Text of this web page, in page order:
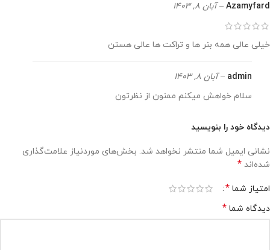
Azamyfard
– آبان 8, 1403
خیلی عالی همه بنر ها و تراکت ها عالی هستن
admin
– آبان 8, 1403
سلام خواهش میکنم ممنون از نظرتون
دیدگاه خود را بنویسید
نشانی ایمیل شما منتشر نخواهد شد. بخش‌های موردنیاز علامت‌گذاری
شده‌اند *
امتیاز شما *
دیدگاه شما *